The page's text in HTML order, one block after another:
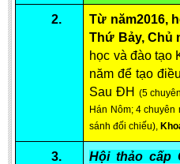
Undergraduate: Regular Degree
Undergraduate: Honor Degree
LITERARY WRITINGS & TRANSLATING
2.
Từ năm2016,
Thứ Bảy, Chủ
học và đào tạo
năm để tạo
Sau ĐH (5
Hán Nôm; 4
sánh đối chiếu),
3.
Hội thảo cấp